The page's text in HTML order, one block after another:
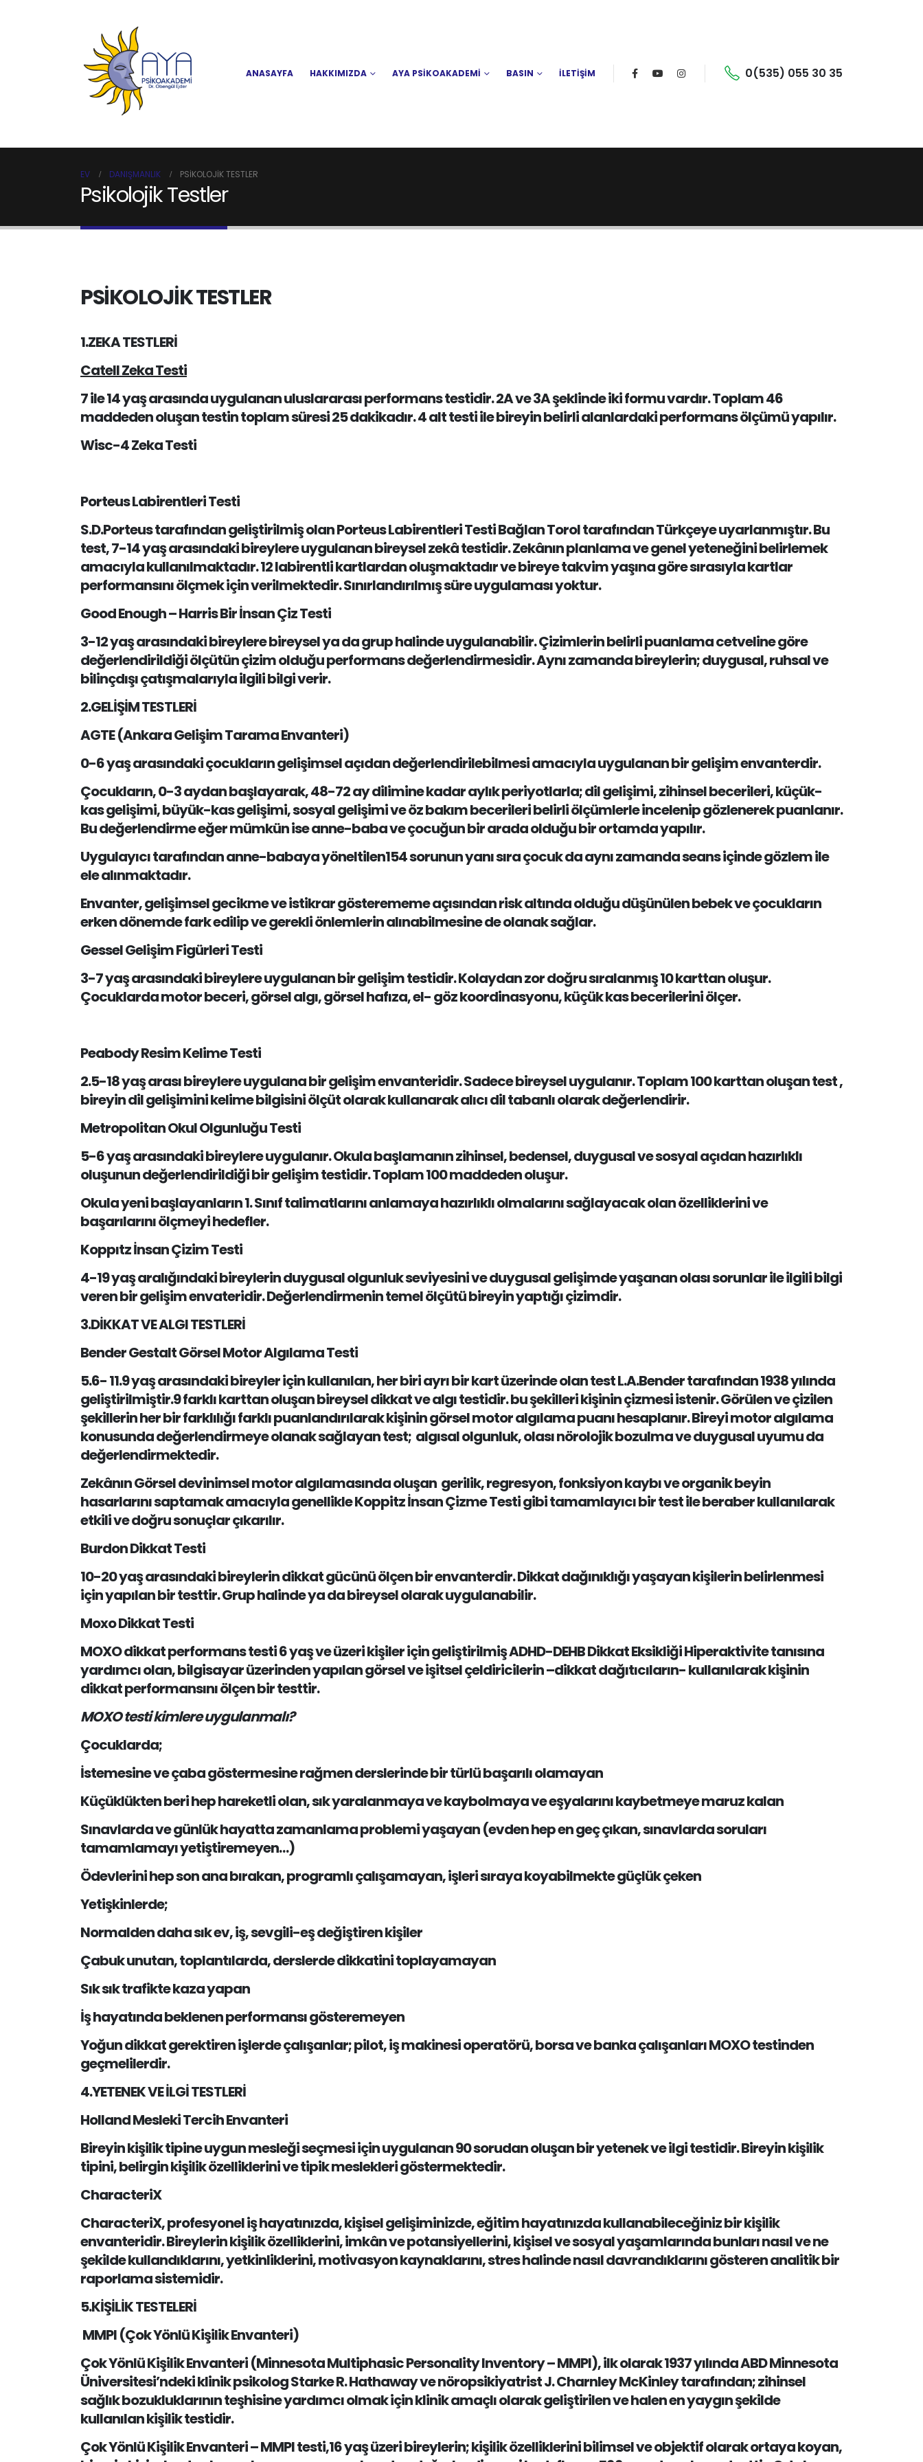
ANASAYFA HAKKIMIZDA AYA PSİKOAKADEMİ BASIN İLETİŞİM 0(535) 055 30 35
EV DANIŞMANLIK PSIKOLOJIK TESTLER
Psikolojik Testler
PSİKOLOJİK TESTLER
1.ZEKA TESTLERİ
Catell Zeka Testi
7 ile 14 yaş arasında uygulanan uluslararası performans testidir. 2A ve 3A şeklinde iki formu vardır. Toplam 46
maddeden oluşan testin toplam süresi 25 dakikadır. 4 alt testi ile bireyin belirli alanlardaki performans ölçümü yapılır.
Wisc-4 Zeka Testi
Porteus Labirentleri Testi
S.D.Porteus tarafından geliştirilmiş olan Porteus Labirentleri Testi Bağlan Torol tarafından Türkçeye uyarlanmıştır. Bu
test, 7-14 yaş arasındaki bireylere uygulanan bireysel zekâ testidir. Zekânın planlama ve genel yeteneğini belirlemek
amacıyla kullanılmaktadır. 12 labirentli kartlardan oluşmaktadır ve bireye takvim yaşına göre sırasıyla kartlar
performansını ölçmek için verilmektedir. Sınırlandırılmış süre uygulaması yoktur.
Good Enough – Harris Bir İnsan Çiz Testi
3-12 yaş arasındaki bireylere bireysel ya da grup halinde uygulanabilir. Çizimlerin belirli puanlama cetveline göre
değerlendirildiği ölçütün çizim olduğu performans değerlendirmesidir. Aynı zamanda bireylerin; duygusal, ruhsal ve
bilinçdışı çatışmalarıyla ilgili bilgi verir.
2.GELİŞİM TESTLERİ
AGTE (Ankara Gelişim Tarama Envanteri)
0-6 yaş arasındaki çocukların gelişimsel açıdan değerlendirilebilmesi amacıyla uygulanan bir gelişim envanterdir.
Çocukların, 0-3 aydan başlayarak, 48-72 ay dilimine kadar aylık periyotlarla; dil gelişimi, zihinsel becerileri, küçük-
kas gelişimi, büyük-kas gelişimi, sosyal gelişimi ve öz bakım becerileri belirli ölçümlerle incelenip gözlenerek puanlanır.
Bu değerlendirme eğer mümkün ise anne-baba ve çocuğun bir arada olduğu bir ortamda yapılır.
Uygulayıcı tarafından anne-babaya yöneltilen154 sorunun yanı sıra çocuk da aynı zamanda seans içinde gözlem ile
ele alınmaktadır.
Envanter, gelişimsel gecikme ve istikrar gösterememe açısından risk altında olduğu düşünülen bebek ve çocukların
erken dönemde fark edilip ve gerekli önlemlerin alınabilmesine de olanak sağlar.
Gessel Gelişim Figürleri Testi
3-7 yaş arasındaki bireylere uygulanan bir gelişim testidir. Kolaydan zor doğru sıralanmış 10 karttan oluşur.
Çocuklarda motor beceri, görsel algı, görsel hafıza, el- göz koordinasyonu, küçük kas becerilerini ölçer.
Peabody Resim Kelime Testi
2.5-18 yaş arası bireylere uygulana bir gelişim envanteridir. Sadece bireysel uygulanır. Toplam 100 karttan oluşan test ,
bireyin dil gelişimini kelime bilgisini ölçüt olarak kullanarak alıcı dil tabanlı olarak değerlendirir.
Metropolitan Okul Olgunluğu Testi
5-6 yaş arasındaki bireylere uygulanır. Okula başlamanın zihinsel, bedensel, duygusal ve sosyal açıdan hazırlıklı
oluşunun değerlendirildiği bir gelişim testidir. Toplam 100 maddeden oluşur.
Okula yeni başlayanların 1. Sınıf talimatlarını anlamaya hazırlıklı olmalarını sağlayacak olan özelliklerini ve
başarılarını ölçmeyi hedefler.
Koppıtz İnsan Çizim Testi
4-19 yaş aralığındaki bireylerin duygusal olgunluk seviyesini ve duygusal gelişimde yaşanan olası sorunlar ile ilgili bilgi
veren bir gelişim envateridir. Değerlendirmenin temel ölçütü bireyin yaptığı çizimdir.
3.DİKKAT VE ALGI TESTLERİ
Bender Gestalt Görsel Motor Algılama Testi
5.6- 11.9 yaş arasındaki bireyler için kullanılan, her biri ayrı bir kart üzerinde olan test L.A.Bender tarafından 1938 yılında
geliştirilmiştir.9 farklı karttan oluşan bireysel dikkat ve algı testidir. bu şekilleri kişinin çizmesi istenir. Görülen ve çizilen
şekillerin her bir farklılığı farklı puanlandırılarak kişinin görsel motor algılama puanı hesaplanır. Bireyi motor algılama
konusunda değerlendirmeye olanak sağlayan test; algısal olgunluk, olası nörolojik bozulma ve duygusal uyumu da
değerlendirmektedir.
Zekânın Görsel devinimsel motor algılamasında oluşan gerilik, regresyon, fonksiyon kaybı ve organik beyin
hasarlarını saptamak amacıyla genellikle Koppitz İnsan Çizme Testi gibi tamamlayıcı bir test ile beraber kullanılarak
etkili ve doğru sonuçlar çıkarılır.
Burdon Dikkat Testi
10-20 yaş arasındaki bireylerin dikkat gücünü ölçen bir envanterdir. Dikkat dağınıklığı yaşayan kişilerin belirlenmesi
için yapılan bir testtir. Grup halinde ya da bireysel olarak uygulanabilir.
Moxo Dikkat Testi
MOXO dikkat performans testi 6 yaş ve üzeri kişiler için geliştirilmiş ADHD-DEHB Dikkat Eksikliği Hiperaktivite tanısına
yardımcı olan, bilgisayar üzerinden yapılan görsel ve işitsel çeldiricilerin –dikkat dağıtıcıların- kullanılarak kişinin
dikkat performansını ölçen bir testtir.
MOXO testi kimlere uygulanmalı?
Çocuklarda;
İstemesine ve çaba göstermesine rağmen derslerinde bir türlü başarılı olamayan
Küçüklükten beri hep hareketli olan, sık yaralanmaya ve kaybolmaya ve eşyalarını kaybetmeye maruz kalan
Sınavlarda ve günlük hayatta zamanlama problemi yaşayan (evden hep en geç çıkan, sınavlarda soruları
tamamlamayı yetiştiremeyen…)
Ödevlerini hep son ana bırakan, programlı çalışamayan, işleri sıraya koyabilmekte güçlük çeken
Yetişkinlerde;
Normalden daha sık ev, iş, sevgili-eş değiştiren kişiler
Çabuk unutan, toplantılarda, derslerde dikkatini toplayamayan
Sık sık trafikte kaza yapan
İş hayatında beklenen performansı gösteremeyen
Yoğun dikkat gerektiren işlerde çalışanlar; pilot, iş makinesi operatörü, borsa ve banka çalışanları MOXO testinden
geçmelilerdir.
4.YETENEK VE İLGİ TESTLERİ
Holland Mesleki Tercih Envanteri
Bireyin kişilik tipine uygun mesleği seçmesi için uygulanan 90 sorudan oluşan bir yetenek ve ilgi testidir. Bireyin kişilik
tipini, belirgin kişilik özelliklerini ve tipik meslekleri göstermektedir.
CharacteriX
CharacteriX, profesyonel iş hayatınızda, kişisel gelişiminizde, eğitim hayatınızda kullanabileceğiniz bir kişilik
envanteridir. Bireylerin kişilik özelliklerini, imkân ve potansiyellerini, kişisel ve sosyal yaşamlarında bunları nasıl ve ne
şekilde kullandıklarını, yetkinliklerini, motivasyon kaynaklarını, stres halinde nasıl davrandıklarını gösteren analitik bir
raporlama sistemidir.
5.KİŞİLİK TESTELERİ
MMPI (Çok Yönlü Kişilik Envanteri)
Çok Yönlü Kişilik Envanteri (Minnesota Multiphasic Personality Inventory – MMPI), ilk olarak 1937 yılında ABD Minnesota
Üniversitesi’ndeki klinik psikolog Starke R. Hathaway ve nöropsikiyatrist J. Charnley McKinley tarafından; zihinsel
sağlık bozukluklarının teşhisine yardımcı olmak için klinik amaçlı olarak geliştirilen ve halen en yaygın şekilde
kullanılan kişilik testidir.
Çok Yönlü Kişilik Envanteri – MMPI testi,16 yaş üzeri bireylerin; kişilik özelliklerini bilimsel ve objektif olarak ortaya koyan,